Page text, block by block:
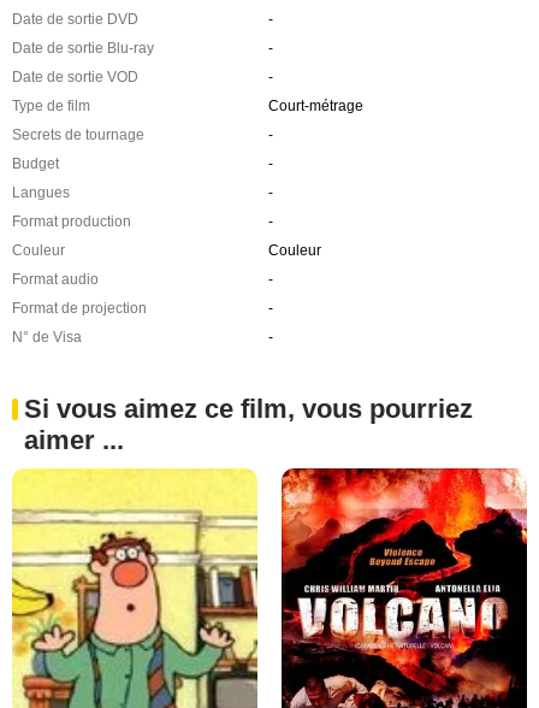
Date de sortie DVD
-
Date de sortie Blu-ray
-
Date de sortie VOD
-
Type de film
Court-métrage
Secrets de tournage
-
Budget
-
Langues
-
Format production
-
Couleur
Couleur
Format audio
-
Format de projection
-
N° de Visa
-
Si vous aimez ce film, vous pourriez
aimer ...